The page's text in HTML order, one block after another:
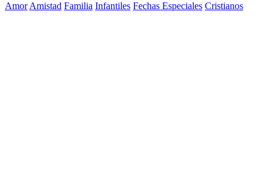
Amor Amistad Familia Infantiles Fechas Especiales Cristianos